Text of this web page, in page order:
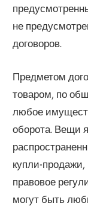
не
договоров.
Предметом
товаром, по
любое
оборота. Вещи
купли-продажи,
правовое
могут быть